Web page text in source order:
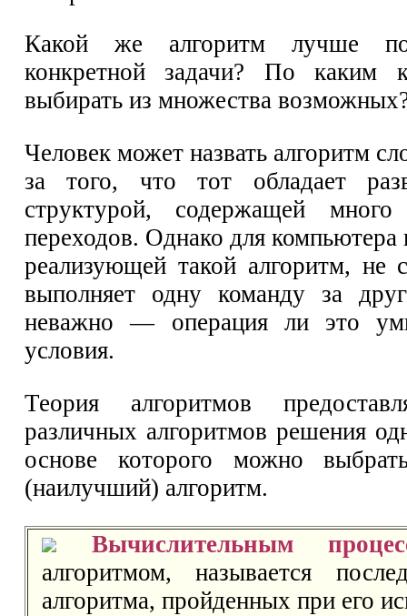
Какой же алгоритм лучше
конкретной задачи? По каким
выбирать из множества
Человек может назвать алгоритм
за того, что тот обладает
структурой, содержащей
переходов. Однако для
реализующей такой алгоритм, не
выполняет одну команду за
неважно — операция ли это
условия.
Теория алгоритмов
различных алгоритмов решения
основе которого можно
(наилучший) алгоритм.
Вычислительным
алгоритмом, называется
алгоритма, пройденных при его